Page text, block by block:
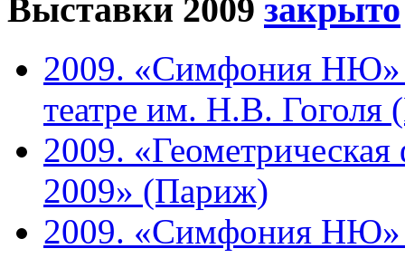
Выставки 2009
2009. «Симфония НЮ»
театре им. Н.В. Гоголя
2009.
2009» (Париж)
2009. «Симфония НЮ»